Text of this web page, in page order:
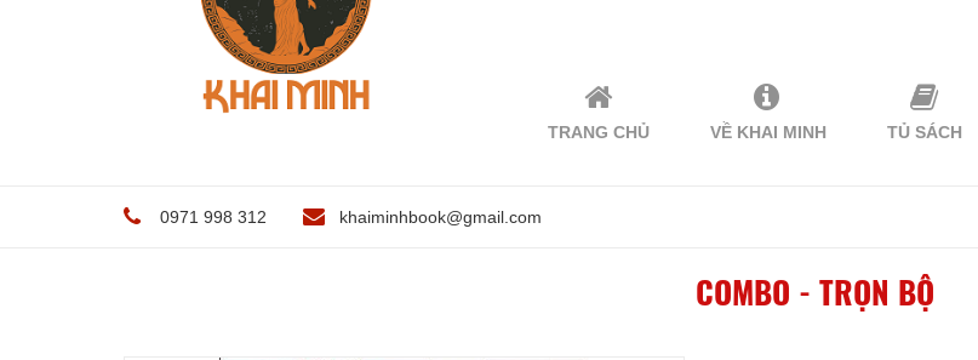
TRANG CHỦ VỀ KHAI MINH TỦ SÁCH
0971 998 312 khaiminhbook@gmail.com
COMBO - TRỌN BỘ